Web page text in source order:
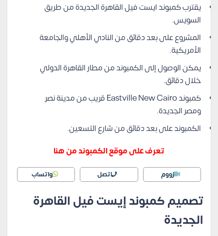
يقترب كمبوند ايست فيل القاهرة الجديدة من طريق
السويس.
المشروع على بعد دقائق من النادي الأهلي والجامعة
الأمريكية.
يمكن الوصول إلى الكمبوند من مطار القاهرة الدولي
خلال دقائق.
كمبوند Eastville New Cairo قريب من مدينة نصر
ومصر الجديدة.
الكمبوند على بعد دقائق من شارع التسعين.
تعرف على موقع الكمبوند من هنا
زووم اتصل واتساب
تصميم كمبوند إيست فيل القاهرة
الجديدة